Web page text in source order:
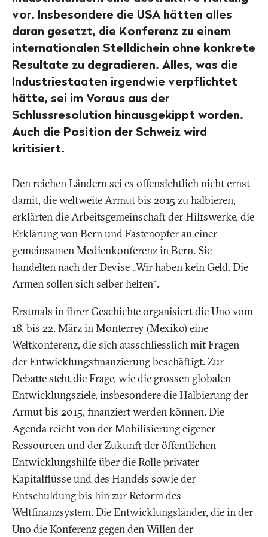
vor. Insbesondere die USA hätten alles
daran gesetzt, die Konferenz zu einem
internationalen Stelldichein ohne konkrete
Resultate zu degradieren. Alles, was die
Industriestaaten irgendwie verpflichtet
hätte, sei im Voraus aus der
Schlussresolution hinausgekippt worden.
Auch die Position der Schweiz wird
kritisiert.
Den reichen Ländern sei es offensichtlich nicht ernst
damit, die weltweite Armut bis 2015 zu halbieren,
erklärten die Arbeitsgemeinschaft der Hilfswerke, die
Erklärung von Bern und Fastenopfer an einer
gemeinsamen Medienkonferenz in Bern. Sie
handelten nach der Devise „Wir haben kein Geld. Die
Armen sollen sich selber helfen“.
Erstmals in ihrer Geschichte organisiert die Uno vom
18. bis 22. März in Monterrey (Mexiko) eine
Weltkonferenz, die sich ausschliesslich mit Fragen
der Entwicklungsfinanzierung beschäftigt. Zur
Debatte steht die Frage, wie die grossen globalen
Entwicklungsziele, insbesondere die Halbierung der
Armut bis 2015, finanziert werden können. Die
Agenda reicht von der Mobilisierung eigener
Ressourcen und der Zukunft der öffentlichen
Entwicklungshilfe über die Rolle privater
Kapitalflüsse und des Handels sowie der
Entschuldung bis hin zur Reform des
Weltfinanzsystem. Die Entwicklungsländer, die in der
Uno die Konferenz gegen den Willen der